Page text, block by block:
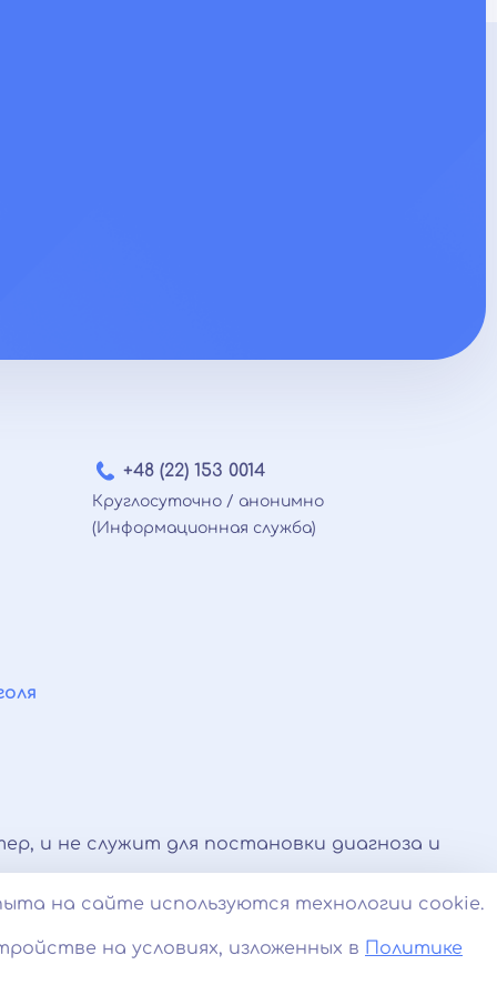
+48 (22) 153 0014
Круглосуточно / анонимно
(Информационная служба)
и не служит для постановки диагноза и
по телефону, мессенджерам и в
на сайте используются технологии cookie.
на условиях, изложенных в Политике